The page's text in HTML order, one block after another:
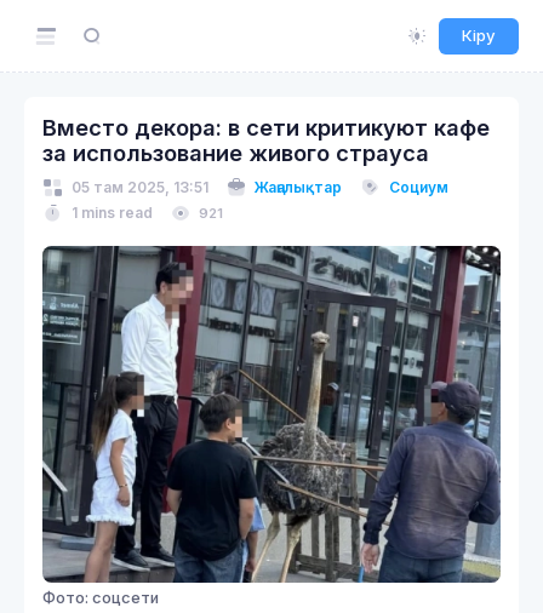
Кіру
Вместо декора: в сети критикуют кафе
за использование живого страуса
05 там 2025, 13:51 Жаңалықтар
Социум
1 mins read
921
Фото: соцсети